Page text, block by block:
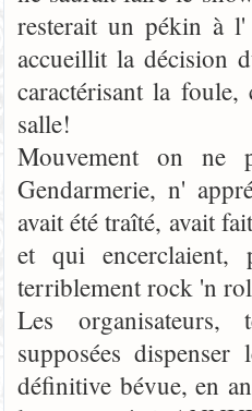
resterait un pékin à l'
accueillit la décision
caractérisant la
salle!
Mouvement on ne
Gendarmerie, n'
avait été traîté, avait
et qui
terriblement rock 'n
Les organisateurs,
supposées
définitive bévue, en